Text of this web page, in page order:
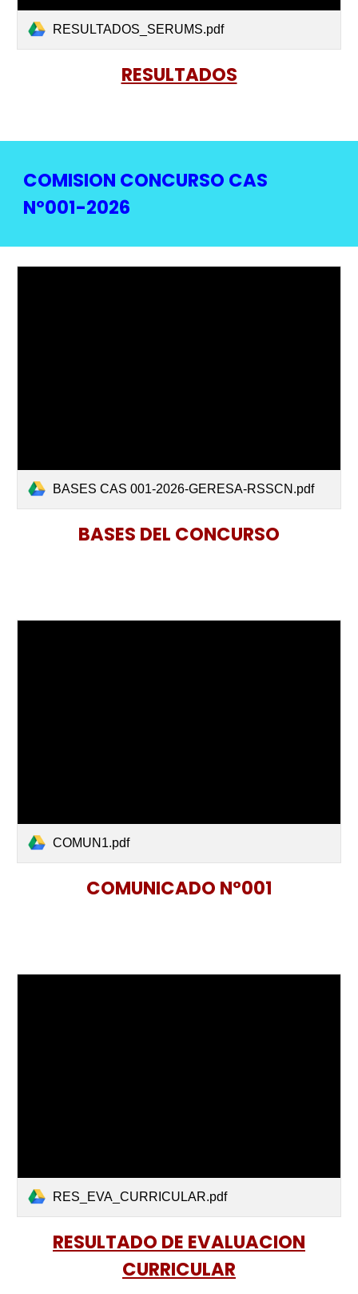
RESULTADOS_SERUMS.pdf
RESULTADOS
COMISION CONCURSO CAS
Nº001-2026
BASES CAS 001-2026-GERESA-RSSCN.pdf
BASES DEL CONCURSO
COMUN1.pdf
COMUNICADO Nº001
RES_EVA_CURRICULAR.pdf
RESULTADO DE EVALUACION
CURRICULAR